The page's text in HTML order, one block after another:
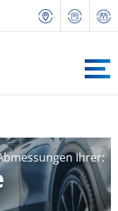
Ihrer: